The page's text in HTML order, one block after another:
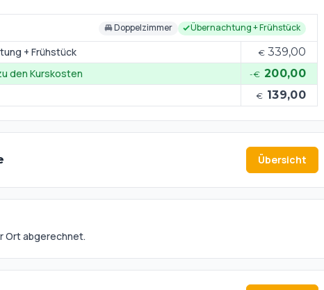
Doppelzimmer Übernachtung + Frühstück
+ Frühstück € 339,00
den Kurskosten
-€ 200,00
€ 139,00
Übersicht
Ort abgerechnet.